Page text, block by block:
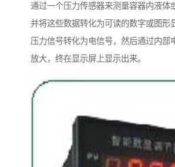
通过一个压力传感器来测量容器内液体
并将这些数据转化为可读的数字或图形
压力信号转化为电信号，然后通过内部
放大，终在显示屏上显示出来。